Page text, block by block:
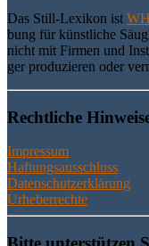
Das Still-Lexi­kon ist
bung für künst­li­che
nicht mit Fir­men und
ger pro­du­zie­ren oder
Recht­li­che
Impressum
Haftungsausschluss
Datenschutzerklärung
Urheberrechte